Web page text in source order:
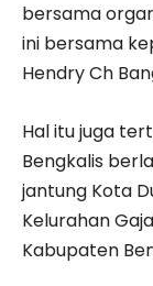
bersama
ini bersama
Hendry Ch
Hal itu juga
Bengkalis
jantung Kota
Kelurahan
Kabupaten